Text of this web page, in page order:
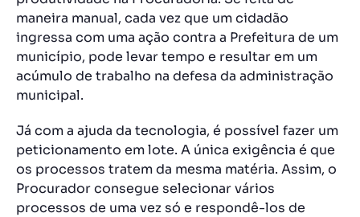
maneira manual, cada vez que um cidadão
ingressa com uma ação contra a Prefeitura de um
município, pode levar tempo e resultar em um
acúmulo de trabalho na defesa da administração
municipal.
Já com a ajuda da tecnologia, é possível fazer um
peticionamento em lote. A única exigência é que
os processos tratem da mesma matéria. Assim, o
Procurador consegue selecionar vários
processos de uma vez só e respondê-los de